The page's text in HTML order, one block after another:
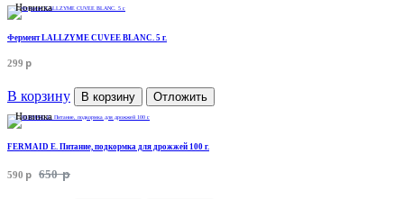
Новинка
Фермент LALLZYME CUVEE BLANC. 5 г.
299 p
В корзину В корзину Отложить
Новинка
FERMAID E. Питание, подкормка для дрожжей 100 г.
590 p 650 p